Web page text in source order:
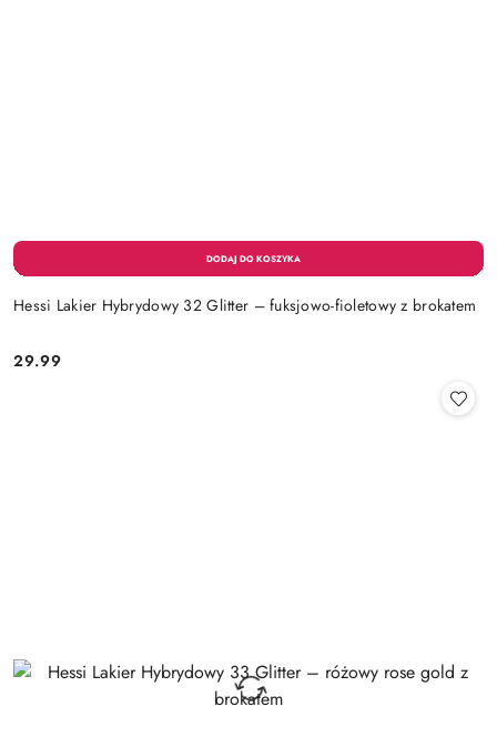
Hessi Lakier Hybrydowy 32 Glitter – fuksjowo-fioletowy z brokatem
Cena:
29.99